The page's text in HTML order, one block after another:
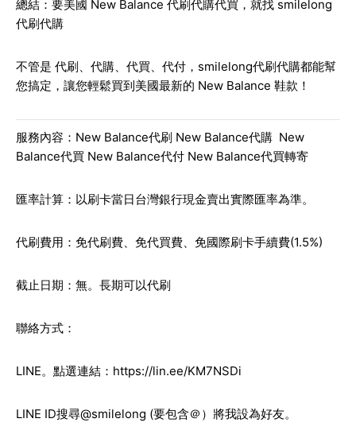
總結：要美國 New Balance 代刷代購代買，就找 smilelong
代刷代購
不管是 代刷、代購、代買、代付 ，smilelong代刷代購都能幫
您搞定，讓您輕鬆買到美國最新的 New Balance 鞋款！
服務內容：New Balance代刷 New Balance代購 New
Balance代買 New Balance代付 New Balance代買轉寄
匯率計算：以刷卡當日台灣銀行現金賣出實際匯率為準。
代刷費用：免代刷費、免代買費、免國際刷卡手續費(1.5%)
截止日期：無。長期可以代刷
聯絡方式：
LINE。點選連結： https://lin.ee/KM7NSDi
LINE ID搜尋@smilelong (要包含＠）將我設為好友。